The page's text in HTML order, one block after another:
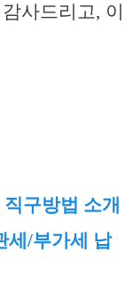
사드리고, 이
구방법 소개
세/부가세 납